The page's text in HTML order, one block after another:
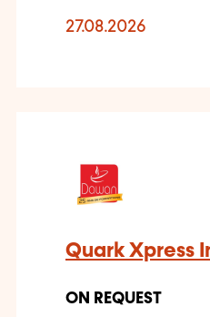
27.08.2026
Quark Xpress
ON REQUEST